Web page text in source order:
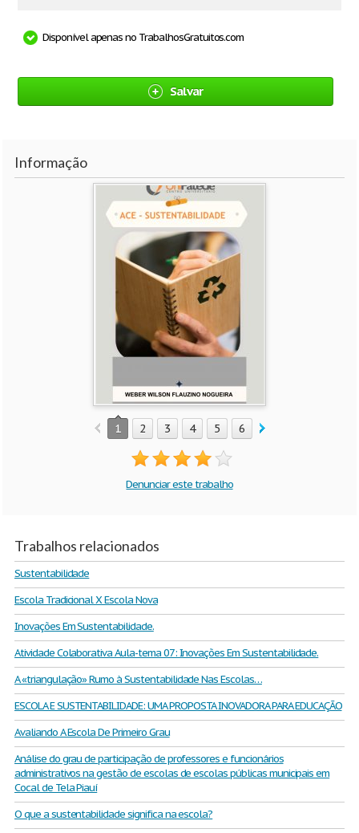
Disponível apenas no TrabalhosGratuitos.com
Salvar
Informação
1 2 3 4 5 6 7
Denunciar este trabalho
Trabalhos relacionados
Sustentabilidade
Escola Tradicional X Escola Nova
Inovações Em Sustentabilidade.
Atividade Colaborativa Aula-tema 07: Inovações Em Sustentabilidade.
A «triangulação» Rumo à Sustentabilidade Nas Escolas…
ESCOLA E SUSTENTABILIDADE: UMA PROPOSTA INOVADORA PARA EDUCAÇÃO
Avaliando A Escola De Primeiro Grau
Análise do grau de participação de professores e funcionários
administrativos na gestão de escolas de escolas públicas municipais em
Cocal de Tela Piauí
O que a sustentabilidade significa na escola?